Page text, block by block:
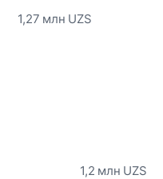
1,27 млн UZS
1,2 млн UZS